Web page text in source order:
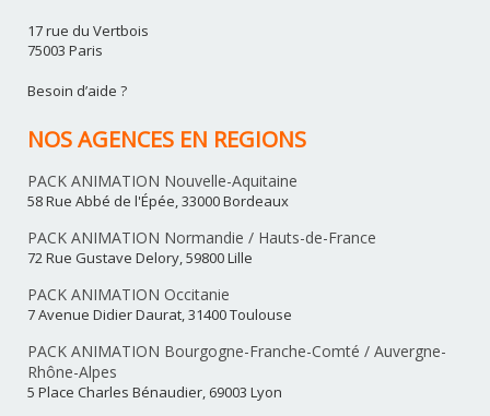
17 rue du Vertbois
75003 Paris
Besoin d’aide ?
NOS AGENCES EN REGIONS
PACK ANIMATION Nouvelle-Aquitaine
58 Rue Abbé de l'Épée, 33000 Bordeaux
PACK ANIMATION Normandie / Hauts-de-France
72 Rue Gustave Delory, 59800 Lille
PACK ANIMATION Occitanie
7 Avenue Didier Daurat, 31400 Toulouse
PACK ANIMATION Bourgogne-Franche-Comté / Auvergne-
Rhône-Alpes
5 Place Charles Bénaudier, 69003 Lyon